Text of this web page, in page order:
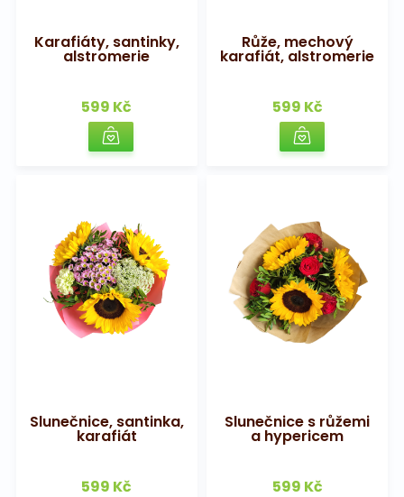
Karafiáty, santinky,
alstromerie
599 Kč
Růže, mechový
karafiát, alstromerie
599 Kč
Slunečnice, santinka,
karafiát
599 Kč
Slunečnice s růžemi
a hypericem
599 Kč